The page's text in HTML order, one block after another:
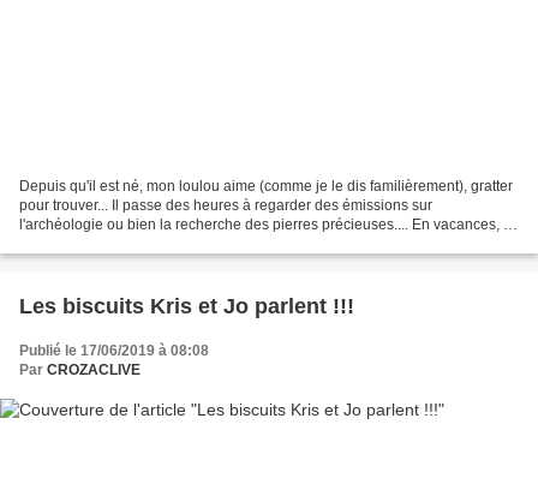
Depuis qu'il est né, mon loulou aime (comme je le dis familièrement), gratter
pour trouver... Il passe des heures à regarder des émissions sur
l'archéologie ou bien la recherche des pierres précieuses.... En vacances, il
Les biscuits Kris et Jo parlent !!!
Publié le 17/06/2019 à 08:08
Par CROZACLIVE